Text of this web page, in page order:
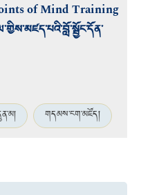
of Mind Training
གདམས་ངག་མཛོད།